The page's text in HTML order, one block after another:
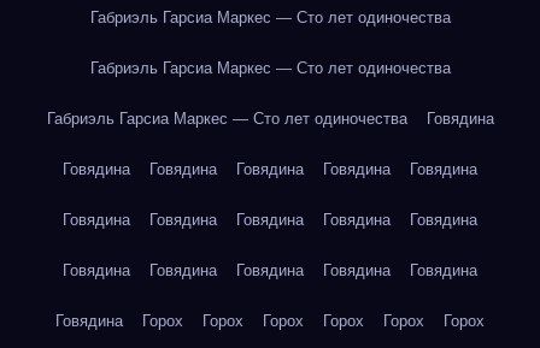
Габриэль Гарсиа Маркес — Сто лет одиночества
Габриэль Гарсиа Маркес — Сто лет одиночества
Габриэль Гарсиа Маркес — Сто лет одиночества Говядина
Говядина Говядина Говядина Говядина Говядина
Говядина Говядина Говядина Говядина Говядина
Говядина Говядина Говядина Говядина Говядина
Говядина Горох Горох Горох Горох Горох Горох